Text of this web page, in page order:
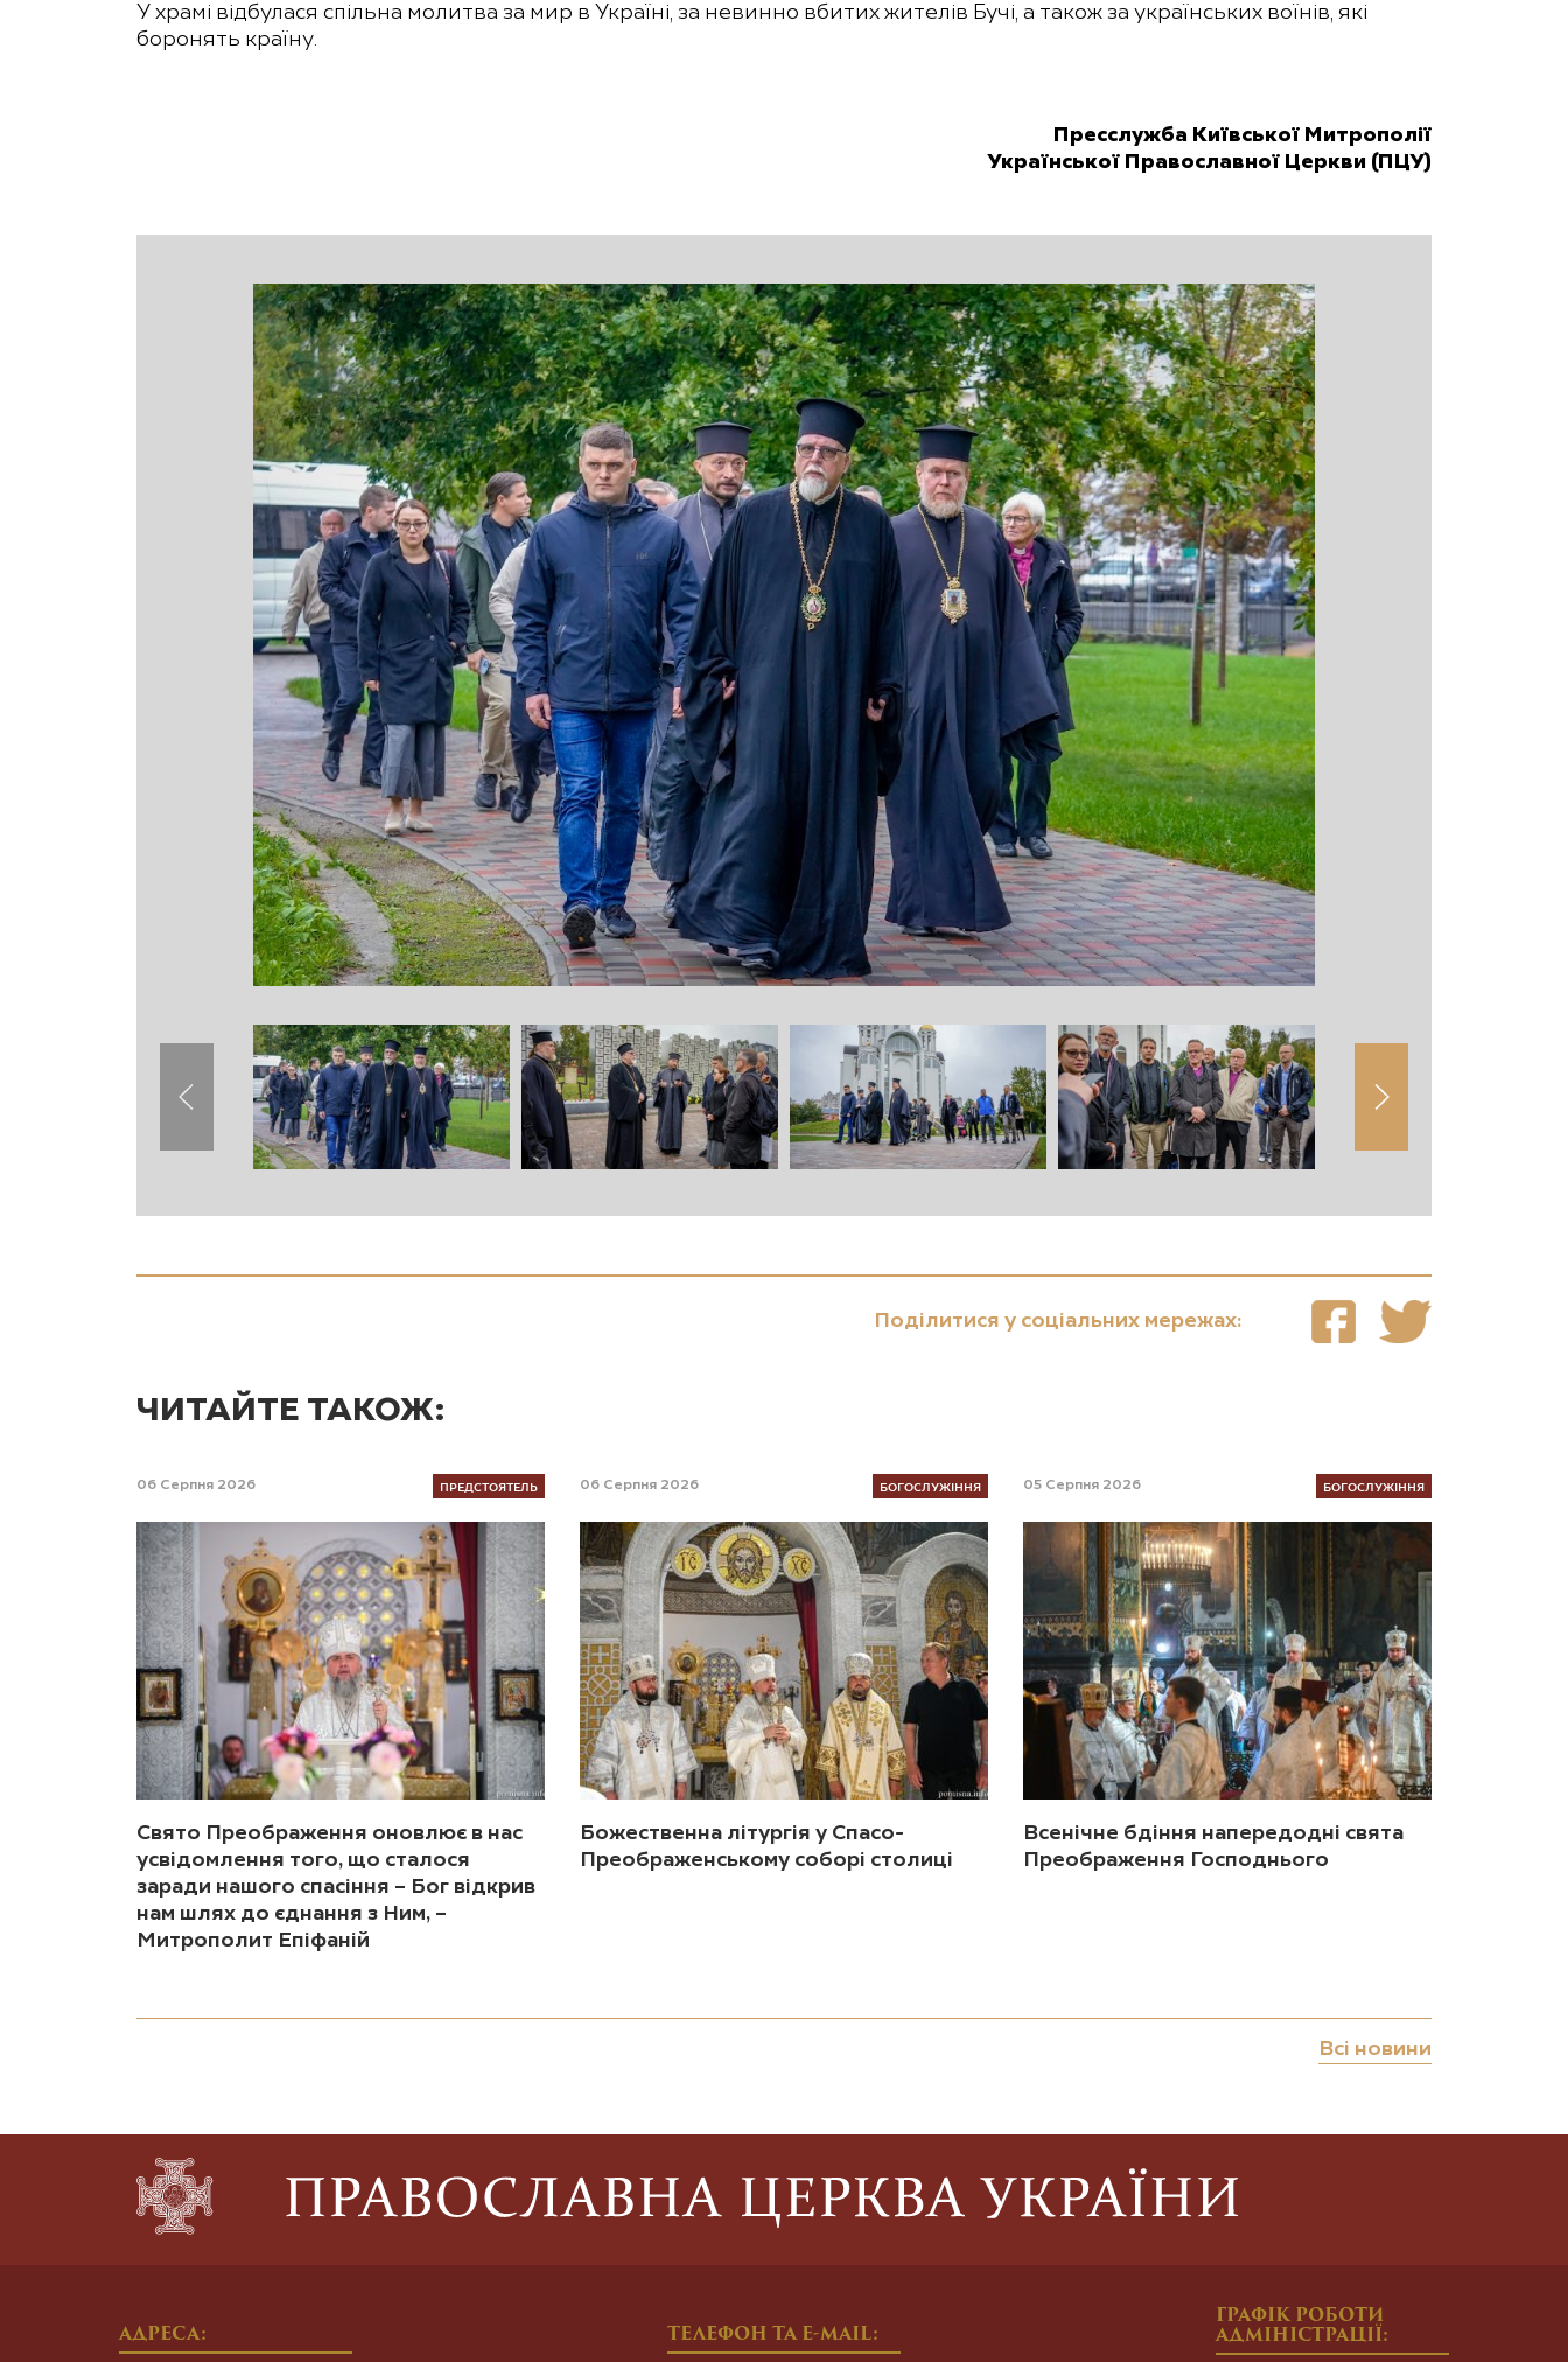
У храмі відбулася спільна молитва за мир в Україні, за невинно вбитих жителів Бучі, а також за українських воїнів, які
боронять країну.
Пресслужба Київської Митрополії
Української Православної Церкви (ПЦУ)
Поділитися у соціальних мережах:
ЧИТАЙТЕ ТАКОЖ:
06 Серпня 2026 ПРЕДСТОЯТЕЛЬ
Свято Преображення оновлює в нас
усвідомлення того, що сталося
заради нашого спасіння – Бог відкрив
нам шлях до єднання з Ним, –
Митрополит Епіфаній
06 Серпня 2026 БОГОСЛУЖІННЯ
Божественна літургія у Спасо-
Преображенському соборі столиці
05 Серпня 2026 БОГОСЛУЖІННЯ
Всенічне бдіння напередодні свята
Преображення Господнього
Всі новини
АДРЕСА: ТЕЛЕФОН ТА E-MAIL:
ГРАФІК РОБОТИ
АДМІНІСТРАЦІЇ: